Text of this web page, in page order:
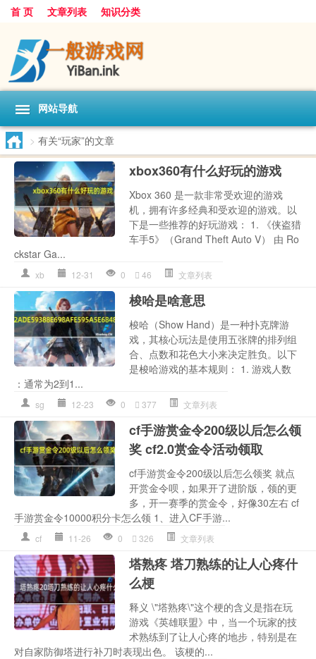
首 页 文章列表 知识分类
网站导航
> 有关“玩家”的文章
xbox360有什么好玩的游戏
Xbox 360 是一款非常受欢迎的游戏
机，拥有许多经典和受欢迎的游戏。以
下是一些推荐的好玩游戏： 1. 《侠盗猎
车手5》（Grand Theft Auto V） 由 Ro
ckstar Ga...
xb 12-31 0 46 文章列表
梭哈是啥意思
梭哈（Show Hand）是一种扑克牌游
戏，其核心玩法是使用五张牌的排列组
合、点数和花色大小来决定胜负。以下
是梭哈游戏的基本规则： 1. 游戏人数
：通常为2到1...
sg 12-23 0 377 文章列表
cf手游赏金令200级以后怎么领
奖 cf2.0赏金令活动领取
cf手游赏金令200级以后怎么领奖 就点
开赏金令呗，如果开了进阶版，领的更
多，开一赛季的赏金令，好像30左右 cf
手游赏金令10000积分卡怎么领 1、进入CF手游...
cf 11-26 0 326 文章列表
塔熟疼 塔刀熟练的让人心疼什
么梗
释义 \"塔熟疼\"这个梗的含义是指在玩
游戏《英雄联盟》中，当一个玩家的技
术熟练到了让人心疼的地步，特别是在
对自家防御塔进行补刀时表现出色。 该梗的...